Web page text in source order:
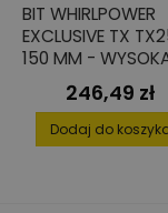
BIT WHIRLPOWER
EXCLUSIVE TX
150 MM -
TWARDOŚĆ,
10 SZT.Cena
246,49 zł
Dodaj do